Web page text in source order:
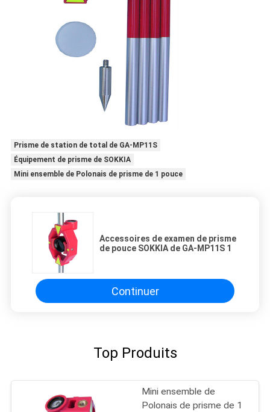
Prisme de station de total de GA-MP11S
Équipement de prisme de SOKKIA
Mini ensemble de Polonais de prisme de 1 pouce
Accessoires de examen de prisme
de pouce SOKKIA de GA-MP11S 1
Continuer
Top Produits
Mini ensemble de
Polonais de prisme de 1